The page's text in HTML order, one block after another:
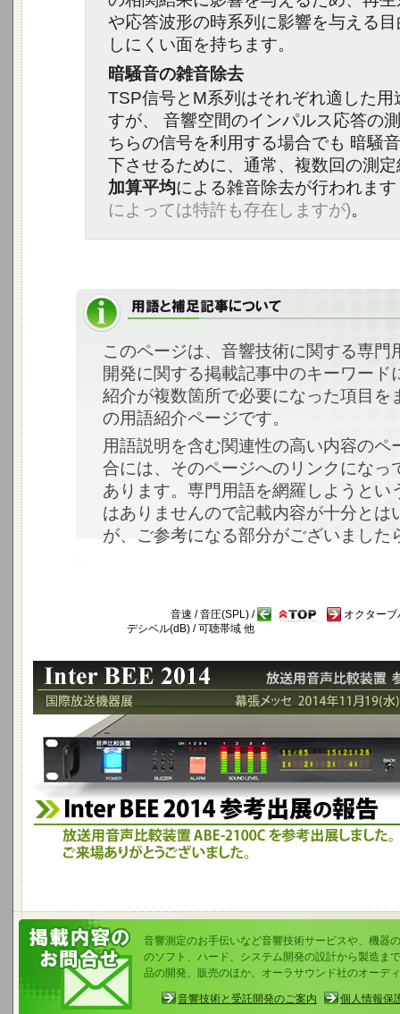
や応答波形の時系列に影響を与える
しにくい面を持ちます。
暗騒音の雑音除去
TSP信号とM系列はそれぞれ適した用
すが、 音響空間のインパルス応答の
ちらの信号を利用する場合でも 暗騒
下させるために、通常、複数回の測
加算平均による雑音除去が行われます
によっては特許も存在しますが)。
このページは、音響技術に関する専門
開発に関する掲載記事中のキーワード
紹介が複数箇所で必要になった項目を
の用語紹介ページです。
用語説明を含む関連性の高い内容のペ
合には、そのページへのリンクになっ
あります。専門用語を網羅しようとい
はありませんので記載内容が十分とは
が、ご参考になる部分がございました
音速 / 音圧(SPL) /
デシベル(dB) / 可聴帯域 他
オクター
Inter BEE 2014 参考出品の報告 - 幕張メッセ 2014年11月
放送用音声比較装置 ABE-2100Cを国際放送機器展に参考出展しました。
音響測定のお手伝いなど音響技術サービスや、機器
のソフト、ハード、システム開発の設計から製造ま
品の開発、販売のほか、オーラサウンド社のオーデ
音響技術と受託開発のご案内 個人情報保